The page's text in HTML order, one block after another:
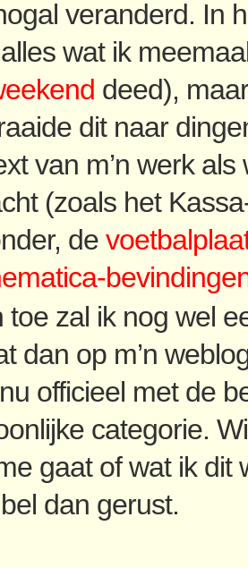
veranderd. In
wat ik
deed),
dit naar
van m’n werk als
(zoals het
de
toe zal ik nog wel
dan op m’n
officieel met de
categorie.
gaat of wat ik dit
dan gerust.